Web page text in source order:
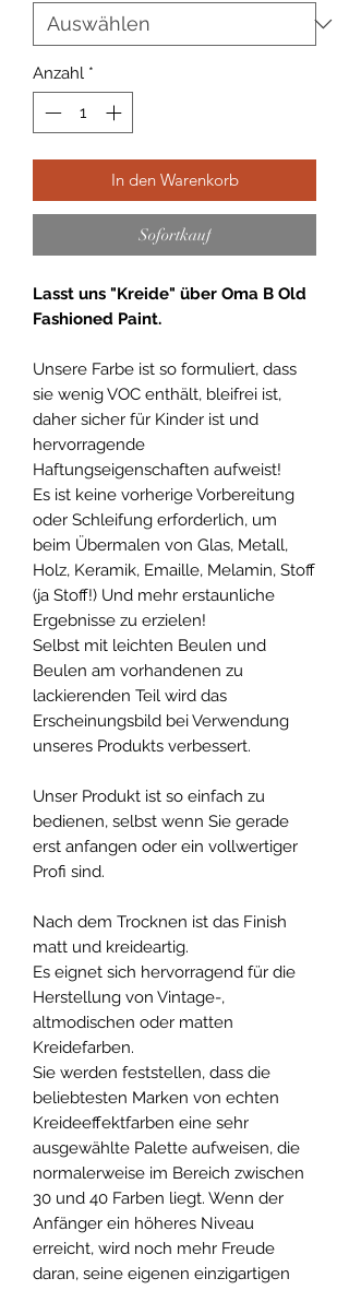
Anzahl *
In den Warenkorb
Sofortkauf
Lasst uns "Kreide" über Oma B Old
Fashioned Paint.
Unsere Farbe ist so formuliert, dass
sie wenig VOC enthält, bleifrei ist,
daher sicher für Kinder ist und
hervorragende
Haftungseigenschaften aufweist!
Es ist keine vorherige Vorbereitung
oder Schleifung erforderlich, um
beim Übermalen von Glas, Metall,
Holz, Keramik, Emaille, Melamin, Stoff
(ja Stoff!) Und mehr erstaunliche
Ergebnisse zu erzielen!
Selbst mit leichten Beulen und
Beulen am vorhandenen zu
lackierenden Teil wird das
Erscheinungsbild bei Verwendung
unseres Produkts verbessert.
Unser Produkt ist so einfach zu
bedienen, selbst wenn Sie gerade
erst anfangen oder ein vollwertiger
Profi sind.
Nach dem Trocknen ist das Finish
matt und kreideartig.
Es eignet sich hervorragend für die
Herstellung von Vintage-,
altmodischen oder matten
Kreidefarben.
Sie werden feststellen, dass die
beliebtesten Marken von echten
Kreideeffektfarben eine sehr
ausgewählte Palette aufweisen, die
normalerweise im Bereich zwischen
30 und 40 Farben liegt. Wenn der
Anfänger ein höheres Niveau
erreicht, wird noch mehr Freude
daran, seine eigenen einzigartigen